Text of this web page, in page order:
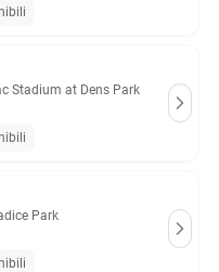
Stadium at Dens Park
Park